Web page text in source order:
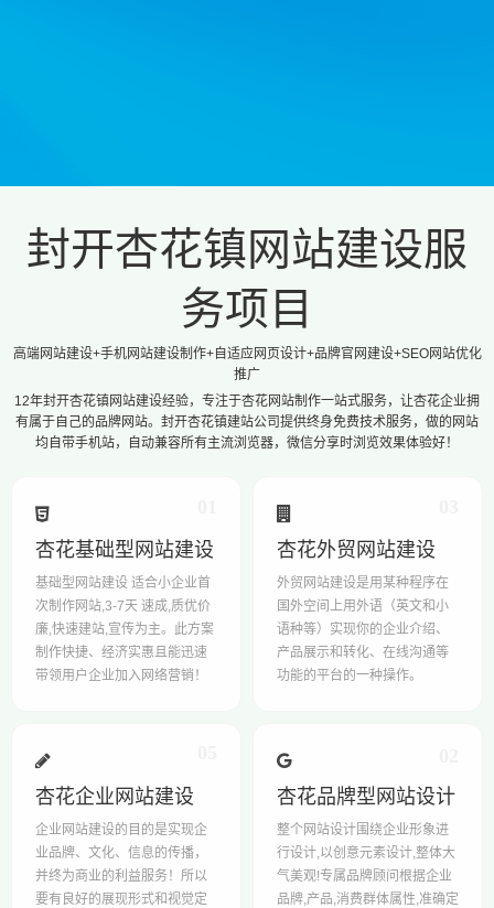
封开杏花镇网站建设服
务项目
高端网站建设+手机网站建设制作+自适应网页设计+品牌官网建设+SEO网站优化
推广
12年封开杏花镇网站建设经验，专注于杏花网站制作一站式服务，让杏花企业拥
有属于自己的品牌网站。封开杏花镇建站公司提供终身免费技术服务，做的网站
均自带手机站，自动兼容所有主流浏览器，微信分享时浏览效果体验好！
杏花基础型网站建设
基础型网站建设 适合小企业首
次制作网站,3-7天 速成,质优价
廉,快速建站,宣传为主。此方案
制作快捷、经济实惠且能迅速
带领用户企业加入网络营销！
杏花外贸网站建设
外贸网站建设是用某种程序在
国外空间上用外语（英文和小
语种等）实现你的企业介绍、
产品展示和转化、在线沟通等
功能的平台的一种操作。
杏花企业网站建设
企业网站建设的目的是实现企
业品牌、文化、信息的传播，
并终为商业的利益服务！所以
要有良好的展现形式和视觉定
杏花品牌型网站设计
整个网站设计围绕企业形象进
行设计,以创意元素设计,整体大
气美观!专属品牌顾问根据企业
品牌,产品,消费群体属性,准确定